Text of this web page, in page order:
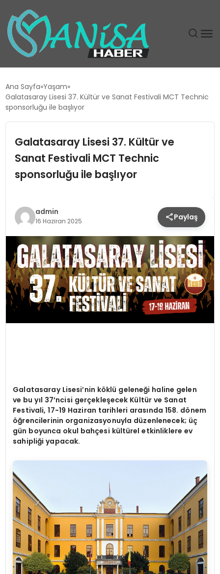
EĞITIM
GÜNDEM
MAGAZIN
SIYASET
SPOR
TEKNOLOJI
YAŞAM
Ana Sayfa Yaşam
Galatasaray Lisesi 37. Kültür ve Sanat Festivali MCT Technic
sponsorluğu ile başlıyor
Galatasaray Lisesi 37. Kültür ve
Sanat Festivali MCT Technic
sponsorluğu ile başlıyor
admin
16 Haziran 2025 Paylaş
Galatasaray Lisesi’nin köklü geleneği haline gelen
ve bu yıl 37’ncisi gerçekleşecek Kültür ve Sanat
Festivali, 17-19 Haziran tarihleri arasında 158. dönem
öğrencilerinin organizasyonuyla düzenlenecek; üç
gün boyunca okul bahçesi kültürel etkinliklere ev
sahipliği yapacak.